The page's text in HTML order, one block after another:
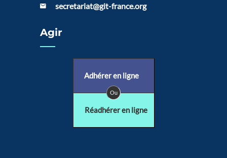
secretariat@git-france.org
Agir
Adhérer en ligne
Ou
Réadhérer en ligne